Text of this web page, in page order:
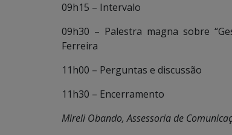
09h15 – Intervalo
09h30 – Palestra magna sobre
Ferreira
11h00 – Perguntas e discussão
11h30 – Encerramento
Mireli Obando, Assessoria de